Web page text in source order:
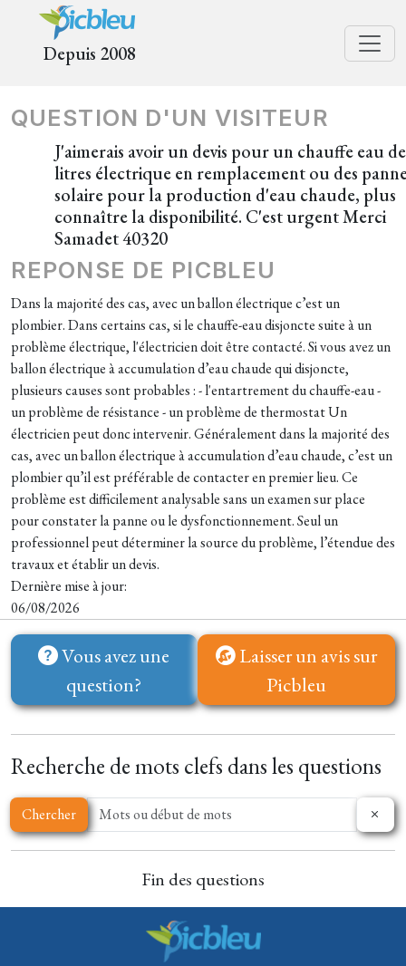
Depuis 2008
QUESTION D'UN VISITEUR
J'aimerais avoir un devis pour un chauffe eau
litres électrique en remplacement ou des
solaire pour la production d'eau chaude, plus
connaître la disponibilité. C'est urgent Merci
Samadet 40320
REPONSE DE PICBLEU
Dans la majorité des cas, avec un ballon électrique c’est un
plombier. Dans certains cas, si le chauffe-eau disjoncte suite à un
problème électrique, l'électricien doit être contacté. Si vous avez un
ballon électrique à accumulation d’eau chaude qui disjoncte,
plusieurs causes sont probables : - l'entartrement du chauffe-eau -
un problème de résistance - un problème de thermostat Un
électricien peut donc intervenir. Généralement dans la majorité des
cas, avec un ballon électrique à accumulation d’eau chaude, c’est un
plombier qu’il est préférable de contacter en premier lieu. Ce
problème est difficilement analysable sans un examen sur place
pour constater la panne ou le dysfonctionnement. Seul un
professionnel peut déterminer la source du problème, l’étendue des
travaux et établir un devis.
Dernière mise à jour:
06/08/2026
Vous avez une
question?
Laisser un avis sur
Picbleu
Recherche de mots clefs dans les questions
Chercher
Fin des questions